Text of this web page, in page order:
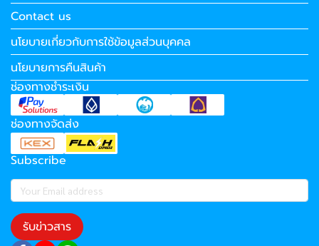
Contact us
นโยบายเกี่ยวกับการใช้ข้อมูลส่วนบุคคล
นโยบายการคืนสินค้า
ช่องทางชำระเงิน
ช่องทางจัดส่ง
Subscribe
รับข่าวสาร